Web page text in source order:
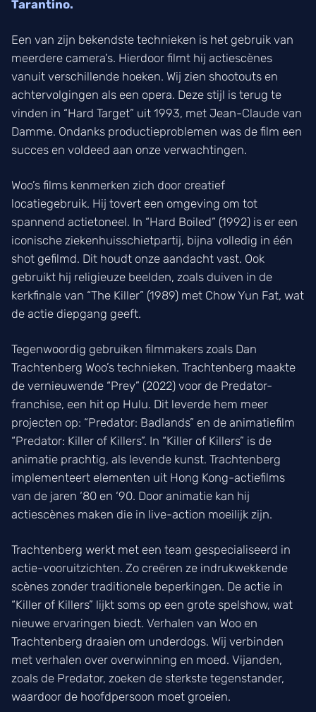
Tarantino.
Een van zijn bekendste technieken is het gebruik van
meerdere camera’s. Hierdoor filmt hij actiescènes
vanuit verschillende hoeken. Wij zien shootouts en
achtervolgingen als een opera. Deze stijl is terug te
vinden in “Hard Target” uit 1993, met Jean-Claude van
Damme. Ondanks productieproblemen was de film een
succes en voldeed aan onze verwachtingen.
Woo’s films kenmerken zich door creatief
locatiegebruik. Hij tovert een omgeving om tot
spannend actietoneel. In “Hard Boiled” (1992) is er een
iconische ziekenhuisschietpartij, bijna volledig in één
shot gefilmd. Dit houdt onze aandacht vast. Ook
gebruikt hij religieuze beelden, zoals duiven in de
kerkfinale van “The Killer” (1989) met Chow Yun Fat, wat
de actie diepgang geeft.
Tegenwoordig gebruiken filmmakers zoals Dan
Trachtenberg Woo’s technieken. Trachtenberg maakte
de vernieuwende “Prey” (2022) voor de Predator-
franchise, een hit op Hulu. Dit leverde hem meer
projecten op: “Predator: Badlands” en de animatiefilm
“Predator: Killer of Killers”. In “Killer of Killers” is de
animatie prachtig, als levende kunst. Trachtenberg
implementeert elementen uit Hong Kong-actiefilms
van de jaren ‘80 en ‘90. Door animatie kan hij
actiescènes maken die in live-action moeilijk zijn.
Trachtenberg werkt met een team gespecialiseerd in
actie-vooruitzichten. Zo creëren ze indrukwekkende
scènes zonder traditionele beperkingen. De actie in
“Killer of Killers” lijkt soms op een grote spelshow, wat
nieuwe ervaringen biedt. Verhalen van Woo en
Trachtenberg draaien om underdogs. Wij verbinden
met verhalen over overwinning en moed. Vijanden,
zoals de Predator, zoeken de sterkste tegenstander,
waardoor de hoofdpersoon moet groeien.